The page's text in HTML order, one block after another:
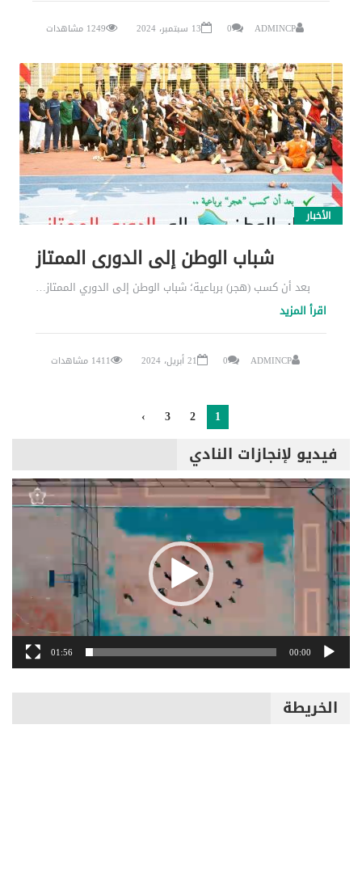
ADMINCP
0 13 سبتمبر، 2024 1249 مشاهدات
الأخبار
شباب الوطن إلى الدوري الممتاز
بعد أن كسب (هجر) برباعية؛ شباب الوطن إلى الدوري الممتاز…
اقرأ المزيد
ADMINCP
0 21 أبريل، 2024 1411 مشاهدات
فيديو لإنجازات النادي
مشغل
الفيديو
00:00
01:56
الخريطة